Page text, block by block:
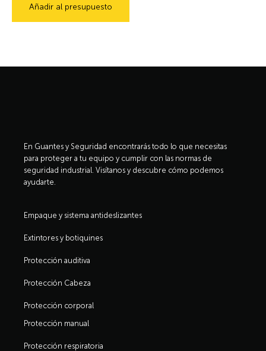
Añadir al presupuesto
En Guantes y Seguridad encontrarás todo lo que necesitas
para proteger a tu equipo y cumplir con las normas de
seguridad industrial. Visítanos y descubre cómo podemos
ayudarte.
Empaque y sistema antideslizantes
Extintores y botiquines
Protección auditiva
Protección Cabeza
Protección corporal
Protección manual
Protección respiratoria